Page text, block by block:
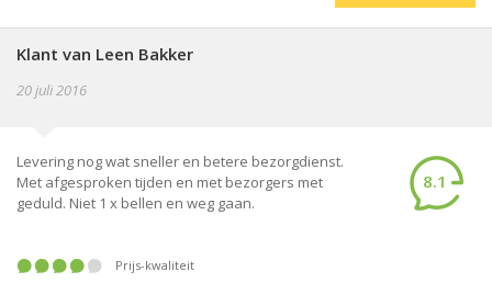
Klant van Leen Bakker
20 juli 2016
Levering nog wat sneller en betere bezorgdienst.
Met afgesproken tijden en met bezorgers met
geduld. Niet 1 x bellen en weg gaan.
8.1
Prijs-kwaliteit